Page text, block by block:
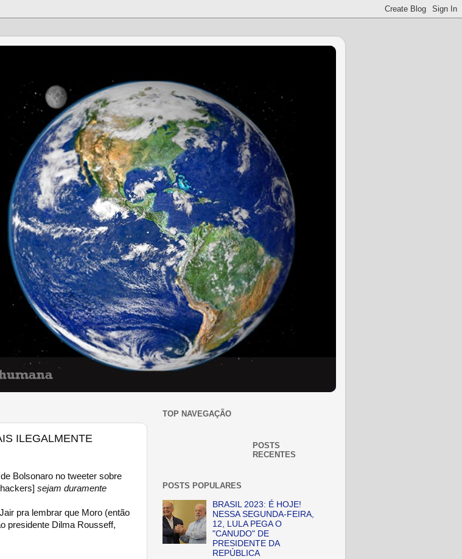
ILEGALMENTE
Bolsonaro no tweeter sobre
sejam duramente
pra lembrar que Moro (então
presidente Dilma Rousseff,
TOP NAVEGAÇÃO
POSTS
RECENTES
POSTS POPULARES
BRASIL 2023: É HOJE!
NESSA SEGUNDA-FEIRA,
12, LULA PEGA O
"CANUDO" DE
PRESIDENTE DA
REPÚBLICA